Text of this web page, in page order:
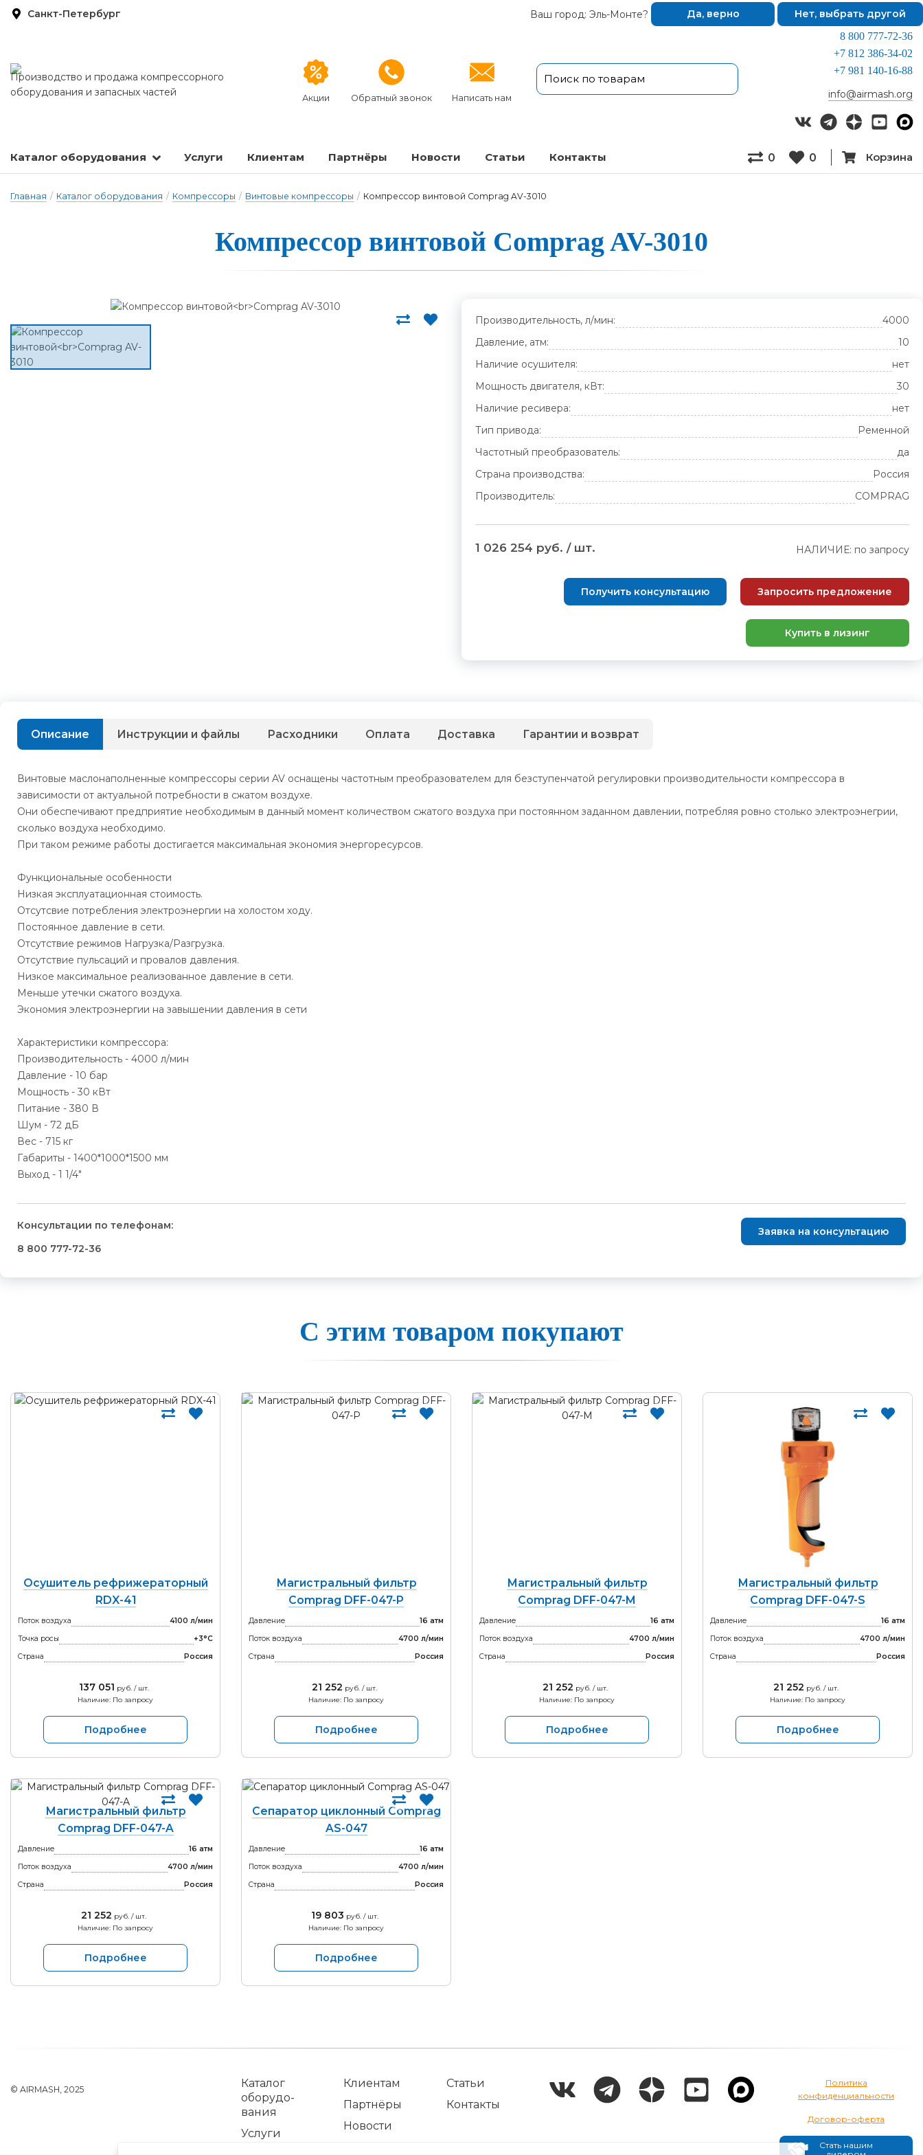
Санкт-Петербург Ваш город: Эль-Монте? Да, верно Нет, выбрать другой
Производство и продажа компрессорного
оборудования и запасных частей
Акции Обратный звонок Написать нам
8 800 777-72-36
+7 812 386-34-02
+7 981 140-16-88
info@airmash.org
Каталог оборудования Услуги Клиентам Партнёры Новости Статьи Кон­так­ты 0 0 Корзина
Главная / Каталог оборудования / Компрессоры / Винтовые компрессоры / Компрессор винтовой Comprag AV-3010
Компрессор вин­то­вой Comprag AV-3010
Производительность, л/мин:
4000
Давление, атм:
10
Наличие осушителя:
нет
Мощность двигателя, кВт:
30
Наличие ресивера:
нет
Тип привода:
Ременной
Частотный преобразователь:
да
Страна производства:
Россия
Производитель:
COMPRAG
1 026 254 руб. / шт. НАЛИЧИЕ: по запросу
Получить консультацию Запросить предложение
Купить в лизинг
Описание
Винтовые маслонаполненные компрессоры серии AV оснащены частотным преобразователем для безступенчатой регулировки производительности компрессора в
зависимости от актуальной потребности в сжатом воздухе.
Они обеспечивают предприятие необходимым в данный момент количеством сжатого воздуха при постоянном заданном давлении, потребляя ровно столько электроэнегрии,
сколько воздуха необходимо.
При таком режиме работы достигается максимальная экономия энергоресурсов.
Функциональные особенности
Низкая эксплуатационная стоимость.
Отсутсвие потребления электроэнергии на холостом ходу.
Постоянное давление в сети.
Отсутствие режимов Нагрузка/Разгрузка.
Отсутствие пульсаций и провалов давления.
Низкое максимальное реализованное давление в сети.
Меньше утечки сжатого воздуха.
Экономия электроэнергии на завышении давления в сети
Характеристики компрессора:
Производительность - 4000 л/мин
Давление - 10 бар
Мощность - 30 кВт
Питание - 380 В
Шум - 72 дБ
Вес - 715 кг
Габариты - 1400*1000*1500 мм
Выход - 1 1/4"
Инструкции и файлы Расходники Оплата Доставка Гарантии и возврат
Консультации по телефонам:
8 800 777-72-36
Заявка на консультацию
С этим товаром покупают
Осушитель рефрижераторный
RDX-41
Поток воздуха
4100 л/мин
Точка росы
+3°С
Страна
Россия
137 051 руб. / шт.
Наличие: По запросу
Подробнее
Магистральный фильтр
Comprag DFF-047-P
Давление
16 атм
Поток воздуха
4700 л/мин
Страна
Россия
21 252 руб. / шт.
Наличие: По запросу
Подробнее
Магистральный фильтр
Comprag DFF-047-M
Давление
16 атм
Поток воздуха
4700 л/мин
Страна
Россия
21 252 руб. / шт.
Наличие: По запросу
Подробнее
Магистральный фильтр
Comprag DFF-047-S
Давление
16 атм
Поток воздуха
4700 л/мин
Страна
Россия
21 252 руб. / шт.
Наличие: По запросу
Подробнее
Магистральный фильтр
Comprag DFF-047-A
Давление
16 атм
Поток воздуха
4700 л/мин
Страна
Россия
21 252 руб. / шт.
Наличие: По запросу
Подробнее
Сепаратор циклонный Comprag
AS-047
Давление
16 атм
Поток воздуха
4700 л/мин
Страна
Россия
19 803 руб. / шт.
Наличие: По запросу
Подробнее
© AIRMASH, 2025
Каталог
обо­рудо­
вания
Услуги
Клиентам
Партнёры
Новости
Статьи
Контакты
Политика
конфиденциальности
Договор-оферта
Стать нашим